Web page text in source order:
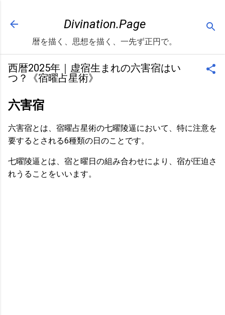
Divination.Page
暦を描く、思想を描く、一先ず正円で。
西暦2025年｜虚宿生まれの六害宿はい
つ？《宿曜占星術》
六害宿
六害宿とは、宿曜占星術の七曜陵逼において、特に注意を
要するとされる6種類の日のことです。
七曜陵逼とは、宿と曜日の組み合わせにより、宿が圧迫さ
れうることをいいます。